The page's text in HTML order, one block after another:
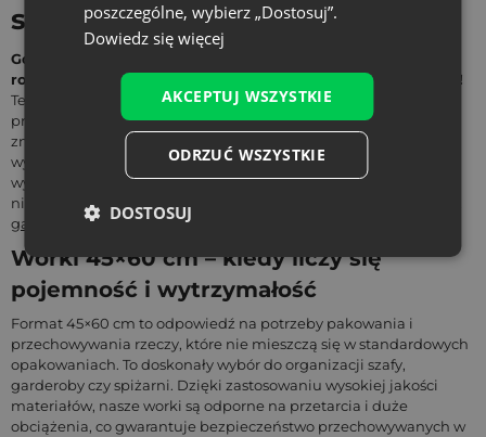
specjalnych
Gdy potrzebujesz naprawdę solidnego i pojemnego
rozwiązania, nasze duże worki 45×60 cm wkraczają do akcji!
Ten imponujący format został stworzony z myślą o
przechowywaniu, organizacji i pakowaniu przedmiotów o
znacznych gabarytach. W Saketos oferujemy
worki 45×60 cm
wykonane z wytrzymałych materiałów, które są idealnym
wyborem dla firm i klientów indywidualnych poszukujących
niezawodnych opakowań do przechowywania bielizny, odzieży,
gadżetów firmowychczy dużych upominków.
Worki 45×60 cm – kiedy liczy się
pojemność i wytrzymałość
Format 45×60 cm to odpowiedź na potrzeby pakowania i
przechowywania rzeczy, które nie mieszczą się w standardowych
opakowaniach. To doskonały wybór do organizacji szafy,
garderoby czy spiżarni. Dzięki zastosowaniu wysokiej jakości
materiałów, nasze worki są odporne na przetarcia i duże
obciążenia, co gwarantuje bezpieczeństwo przechowywanych w
poszczególne, wybierz „Dostosuj”.
Dowiedz się więcej
AKCEPTUJ WSZYSTKIE
ODRZUĆ WSZYSTKIE
DOSTOSUJ